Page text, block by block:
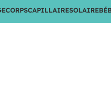
CORPSCAPILLAIRESOLAIRE